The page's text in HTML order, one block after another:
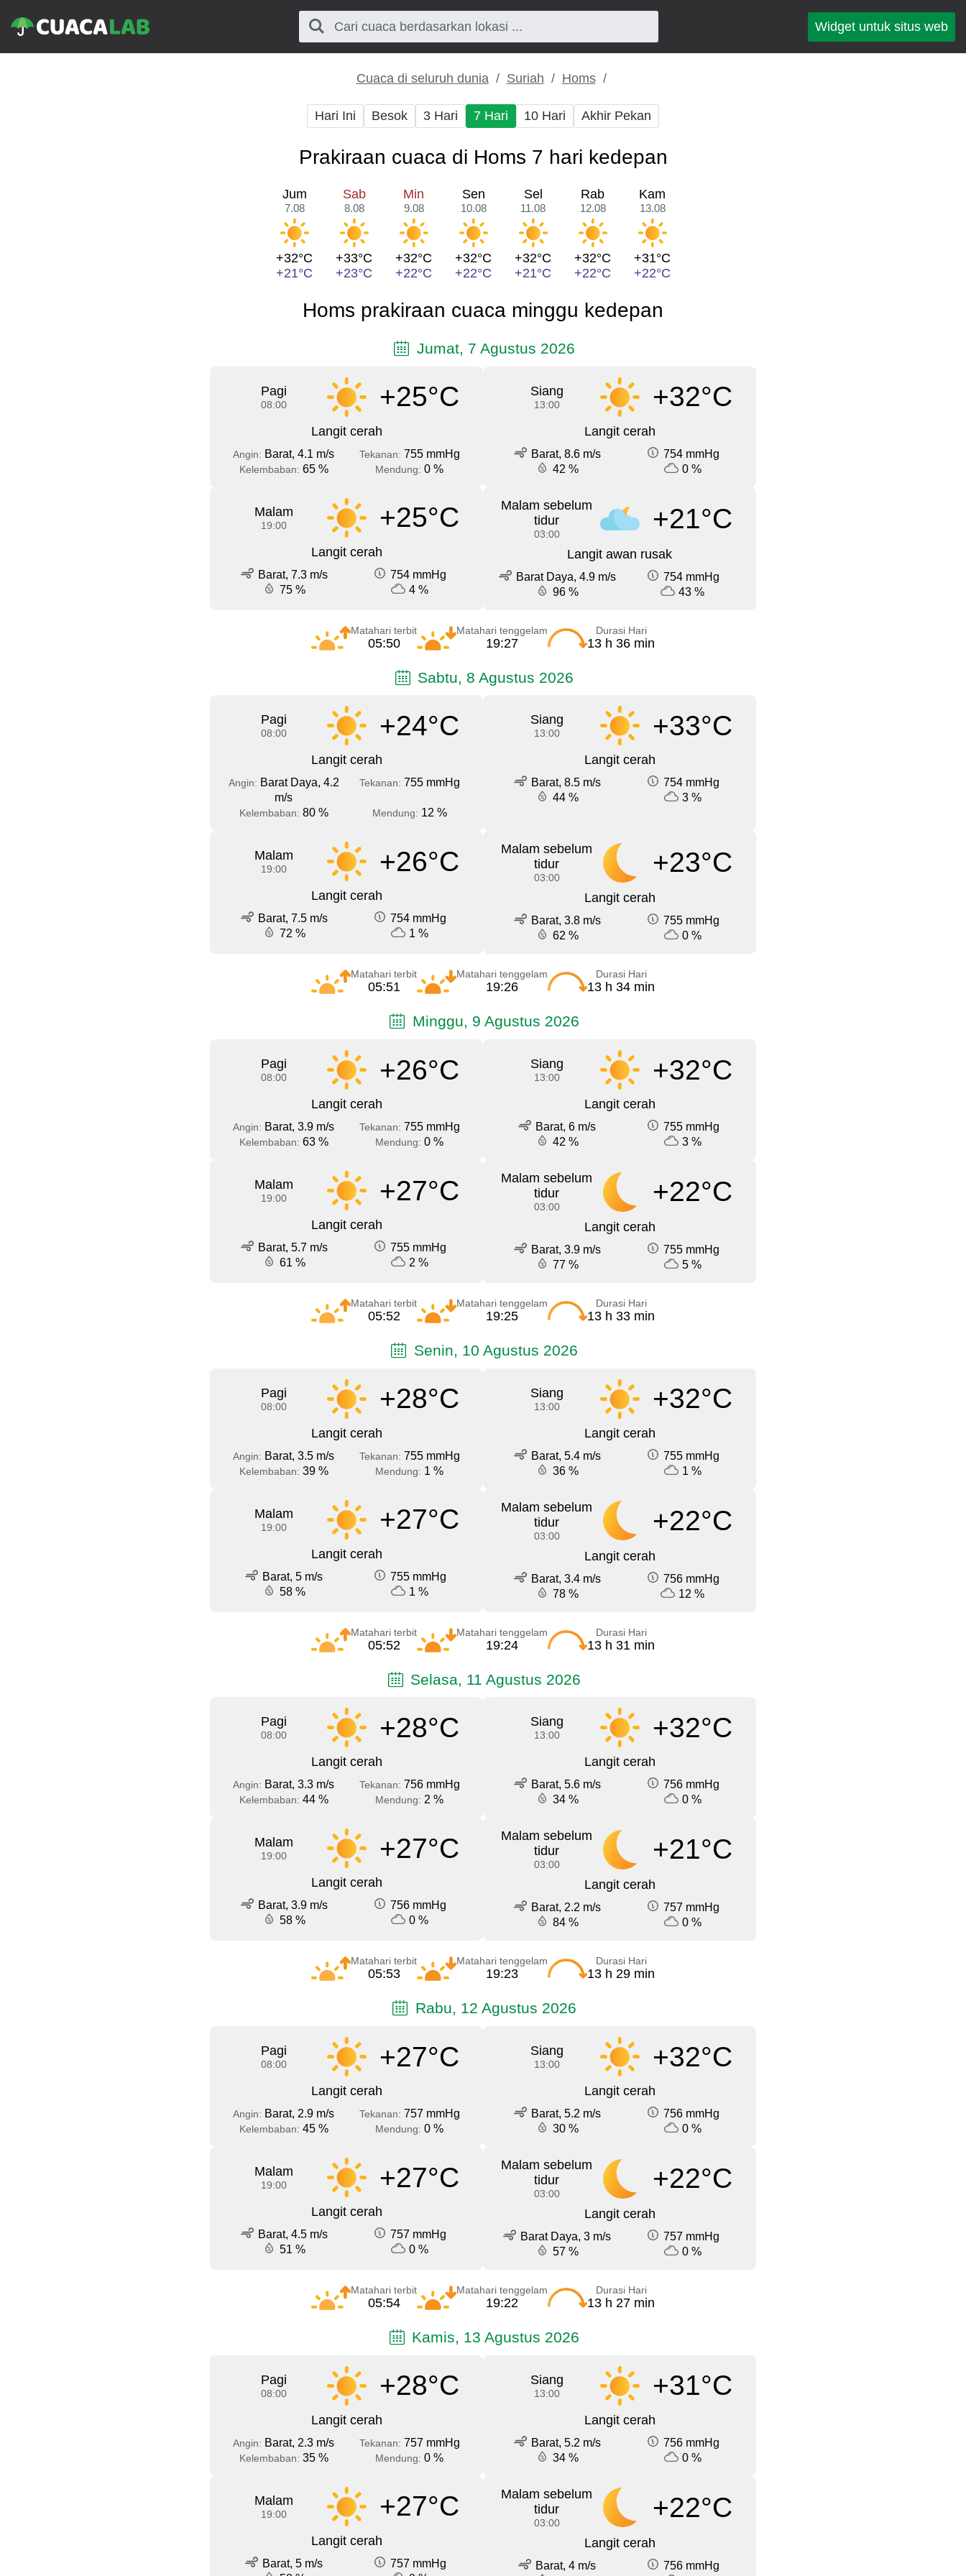
Widget untuk situs web
Cuaca di seluruh dunia Suriah Homs
Hari Ini Besok 3 Hari 7 Hari 10 Hari Akhir Pekan
Prakiraan cuaca di Homs 7 hari kedepan
Jum
7.08
+32°C
+21°C
Sab
8.08
+33°C
+23°C
Min
9.08
+32°C
+22°C
Sen
10.08
+32°C
+22°C
Sel
11.08
+32°C
+21°C
Rab
12.08
+32°C
+22°C
Kam
13.08
+31°C
+22°C
Homs prakiraan cuaca minggu kedepan
Jumat, 7 Agustus 2026
Pagi
08:00 +25°C
Langit cerah
Angin: Barat, 4.1 m/s Tekanan: 755 mmHg
Kelembaban: 65 % Mendung: 0 %
Siang
13:00 +32°C
Langit cerah
Barat, 8.6 m/s
754 mmHg
42 %
0 %
Malam
19:00 +25°C
Langit cerah
Barat, 7.3 m/s
754 mmHg
75 %
4 %
Malam sebelum
tidur
03:00 +21°C
Langit awan rusak
Barat Daya, 4.9 m/s
754 mmHg
96 %
43 %
Matahari terbit
05:50
Matahari tenggelam
19:27
Durasi Hari
13 h 36 min
Sabtu, 8 Agustus 2026
Pagi
08:00 +24°C
Langit cerah
Angin: Barat Daya, 4.2
m/s
Tekanan: 755 mmHg
Kelembaban: 80 % Mendung: 12 %
Siang
13:00 +33°C
Langit cerah
Barat, 8.5 m/s
754 mmHg
44 %
3 %
Malam
19:00 +26°C
Langit cerah
Barat, 7.5 m/s
754 mmHg
72 %
1 %
Malam sebelum
tidur
03:00 +23°C
Langit cerah
Barat, 3.8 m/s
755 mmHg
62 %
0 %
Matahari terbit
05:51
Matahari tenggelam
19:26
Durasi Hari
13 h 34 min
Minggu, 9 Agustus 2026
Pagi
08:00 +26°C
Langit cerah
Angin: Barat, 3.9 m/s Tekanan: 755 mmHg
Kelembaban: 63 % Mendung: 0 %
Siang
13:00 +32°C
Langit cerah
Barat, 6 m/s
755 mmHg
42 %
3 %
Malam
19:00 +27°C
Langit cerah
Barat, 5.7 m/s
755 mmHg
61 %
2 %
Malam sebelum
tidur
03:00 +22°C
Langit cerah
Barat, 3.9 m/s
755 mmHg
77 %
5 %
Matahari terbit
05:52
Matahari tenggelam
19:25
Durasi Hari
13 h 33 min
Senin, 10 Agustus 2026
Pagi
08:00 +28°C
Langit cerah
Angin: Barat, 3.5 m/s Tekanan: 755 mmHg
Kelembaban: 39 % Mendung: 1 %
Siang
13:00 +32°C
Langit cerah
Barat, 5.4 m/s
755 mmHg
36 %
1 %
Malam
19:00 +27°C
Langit cerah
Barat, 5 m/s
755 mmHg
58 %
1 %
Malam sebelum
tidur
03:00 +22°C
Langit cerah
Barat, 3.4 m/s
756 mmHg
78 %
12 %
Matahari terbit
05:52
Matahari tenggelam
19:24
Durasi Hari
13 h 31 min
Selasa, 11 Agustus 2026
Pagi
08:00 +28°C
Langit cerah
Angin: Barat, 3.3 m/s Tekanan: 756 mmHg
Kelembaban: 44 % Mendung: 2 %
Siang
13:00 +32°C
Langit cerah
Barat, 5.6 m/s
756 mmHg
34 %
0 %
Malam
19:00 +27°C
Langit cerah
Barat, 3.9 m/s
756 mmHg
58 %
0 %
Malam sebelum
tidur
03:00 +21°C
Langit cerah
Barat, 2.2 m/s
757 mmHg
84 %
0 %
Matahari terbit
05:53
Matahari tenggelam
19:23
Durasi Hari
13 h 29 min
Rabu, 12 Agustus 2026
Pagi
08:00 +27°C
Langit cerah
Angin: Barat, 2.9 m/s Tekanan: 757 mmHg
Kelembaban: 45 % Mendung: 0 %
Siang
13:00 +32°C
Langit cerah
Barat, 5.2 m/s
756 mmHg
30 %
0 %
Malam
19:00 +27°C
Langit cerah
Barat, 4.5 m/s
757 mmHg
51 %
0 %
Malam sebelum
tidur
03:00 +22°C
Langit cerah
Barat Daya, 3 m/s
757 mmHg
57 %
0 %
Matahari terbit
05:54
Matahari tenggelam
19:22
Durasi Hari
13 h 27 min
Kamis, 13 Agustus 2026
Pagi
08:00 +28°C
Langit cerah
Angin: Barat, 2.3 m/s Tekanan: 757 mmHg
Kelembaban: 35 % Mendung: 0 %
Siang
13:00 +31°C
Langit cerah
Barat, 5.2 m/s
756 mmHg
34 %
0 %
Malam
19:00 +27°C
Langit cerah
Barat, 5 m/s
757 mmHg
Malam sebelum
tidur
03:00 +22°C
Langit cerah
Barat, 4 m/s
756 mmHg